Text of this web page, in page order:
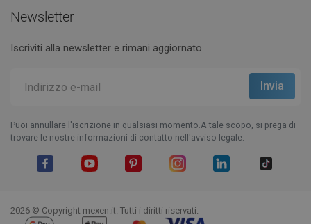
Newsletter
Iscriviti alla newsletter e rimani aggiornato.
Puoi annullare l'iscrizione in qualsiasi momento.A tale scopo, si prega di
trovare le nostre informazioni di contatto nell'avviso legale.
2026 © Copyright mexen.it. Tutti i diritti riservati.